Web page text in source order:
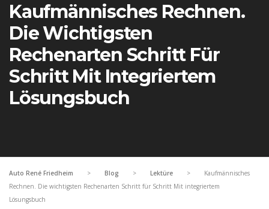
Kaufmännisches Rechnen.
Die Wichtigsten
Rechenarten Schritt Für
Schritt Mit Integriertem
Lösungsbuch
Auto René Friedheim > Blog > Lektüre >
Kaufmännisches
Rechnen. Die wichtigsten Rechenarten Schritt für Schritt Mit integriertem
Lösungsbuch